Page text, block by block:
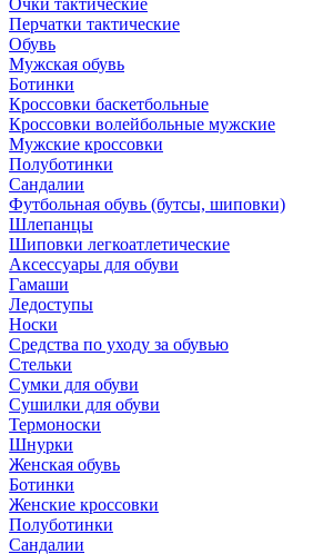
Очки тактические
Перчатки тактические
Обувь
Мужская обувь
Ботинки
Кроссовки баскетбольные
Кроссовки волейбольные мужские
Мужские кроссовки
Полуботинки
Сандалии
Футбольная обувь (бутсы, шиповки)
Шлепанцы
Шиповки легкоатлетические
Аксессуары для обуви
Гамаши
Ледоступы
Носки
Средства по уходу за обувью
Стельки
Сумки для обуви
Сушилки для обуви
Термоноски
Шнурки
Женская обувь
Ботинки
Женские кроссовки
Полуботинки
Сандалии